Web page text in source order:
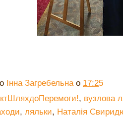
Інна Загребельна о 17:25
, вузлова
, ляльки, Наталія